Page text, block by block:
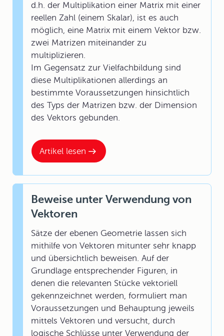
Artikel lesen
d.h. der Multiplikation einer Matrix mit einer
reellen Zahl (einem Skalar), ist es auch
möglich, eine Matrix mit einem Vektor bzw.
zwei Matrizen miteinander zu
multiplizieren.
Im Gegensatz zur Vielfachbildung sind
diese Multiplikationen allerdings an
bestimmte Voraussetzungen hinsichtlich
des Typs der Matrizen bzw. der Dimension
des Vektors gebunden.
Beweise unter Verwendung von
Vektoren
Sätze der ebenen Geometrie lassen sich
mithilfe von Vektoren mitunter sehr knapp
und übersichtlich beweisen. Auf der
Grundlage entsprechender Figuren, in
denen die relevanten Stücke vektoriell
gekennzeichnet werden, formuliert man
Voraussetzungen und Behauptung jeweils
mittels Vektoren und versucht, durch
logische Schlüsse unter Verwendung der